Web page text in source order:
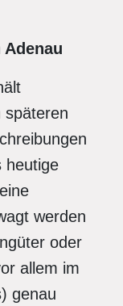
späteren
heutige
werden
oder
allem im
genau